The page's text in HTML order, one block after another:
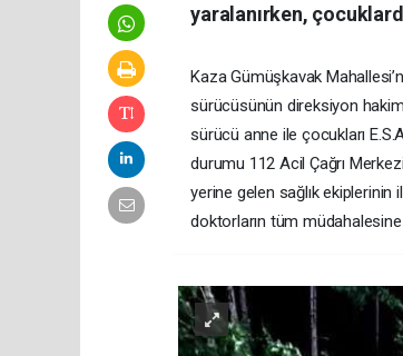
yaralanırken,
Kaza Gümüşkavak
sürücüsünün direksiyon
sürücü anne ile çocukları
durumu 112 Acil Çağrı
yerine gelen sağlık ekiplerinin
doktorların tüm